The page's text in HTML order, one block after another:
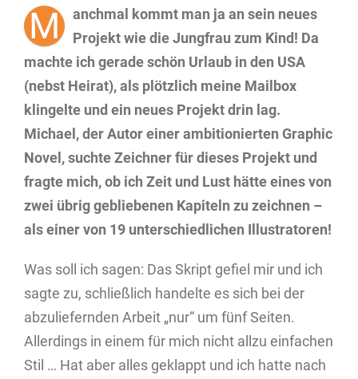
M
anchmal kommt man ja an sein neues
Projekt wie die Jungfrau zum Kind! Da
machte ich gerade schön Urlaub in den USA
(nebst Heirat), als plötzlich meine Mailbox
klingelte und ein neues Projekt drin lag.
Michael, der Autor einer ambitionierten Graphic
Novel, suchte Zeichner für dieses Projekt und
fragte mich, ob ich Zeit und Lust hätte eines von
zwei übrig gebliebenen Kapiteln zu zeichnen –
als einer von 19 unterschiedlichen Illustratoren!
Was soll ich sagen: Das Skript gefiel mir und ich
sagte zu, schließlich handelte es sich bei der
abzuliefernden Arbeit „nur“ um fünf Seiten.
Allerdings in einem für mich nicht allzu einfachen
Stil … Hat aber alles geklappt und ich hatte nach